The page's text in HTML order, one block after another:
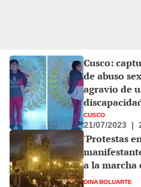
Cusco:
de abuso
agravio de
CUSCO
21/07/2023 |
'Protestas
a la marcha
DINA BOLUARTE